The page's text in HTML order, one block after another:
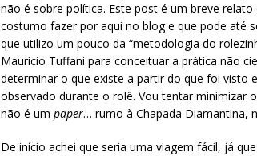
não é sobre política. Este post é um breve
costumo fazer por aqui no blog e que pode até
que utilizo um pouco da “metodologia do
Maurício Tuffani para conceituar a prática não
determinar o que existe a partir do que foi visto
observado durante o rolê. Vou tentar minimizar
não é um paper… rumo à Chapada Diamantina,
De início achei que seria uma viagem fácil, já